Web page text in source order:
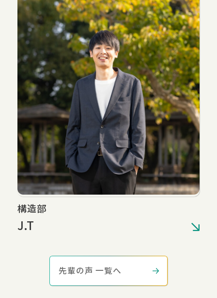
構造部
J.T
先輩の声 一覧へ